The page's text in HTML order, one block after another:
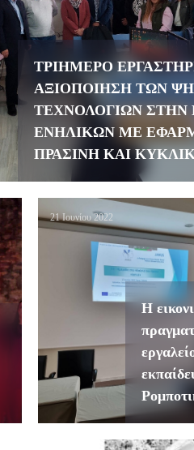
ΤΡΙΗΜΕΡΟ
ΑΞΙΟΠΟΙΗΣΗ ΤΩΝ
ΤΕΧΝΟΛΟΓΙΩΝ ΣΤΗΝ
ΕΝΗΛΙΚΩΝ ΜΕ
ΠΡΑΣΙΝΗ ΚΑΙ
21 Ιουνίου 2022
Η